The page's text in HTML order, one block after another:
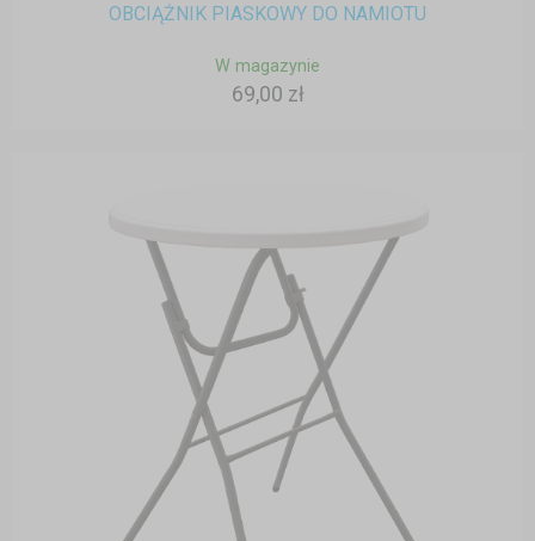
OBCIĄŻNIK PIASKOWY DO NAMIOTU
W magazynie
69,00 zł